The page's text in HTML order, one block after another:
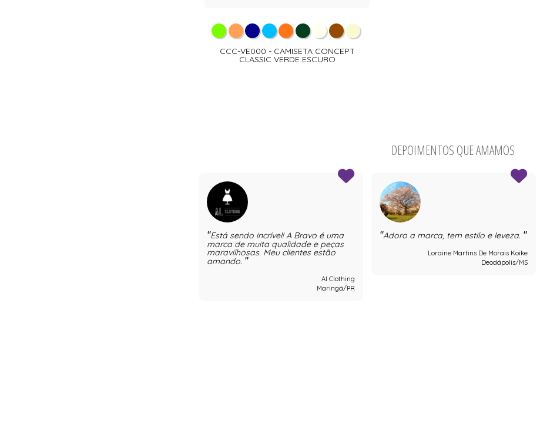
CCC-VE000 - CAMISETA CONCEPT
CLASSIC VERDE ESCURO
DEPOIMENTOS QUE AMAMOS
Está sendo incrível! A Bravo é uma
marca de muita qualidade e peças
maravilhosas. Meu clientes estão
amando.
Al Clothing
Maringá/PR
Adoro a marca, tem estilo e leveza.
Loraine Martins De Morais Koike
Deodápolis/MS